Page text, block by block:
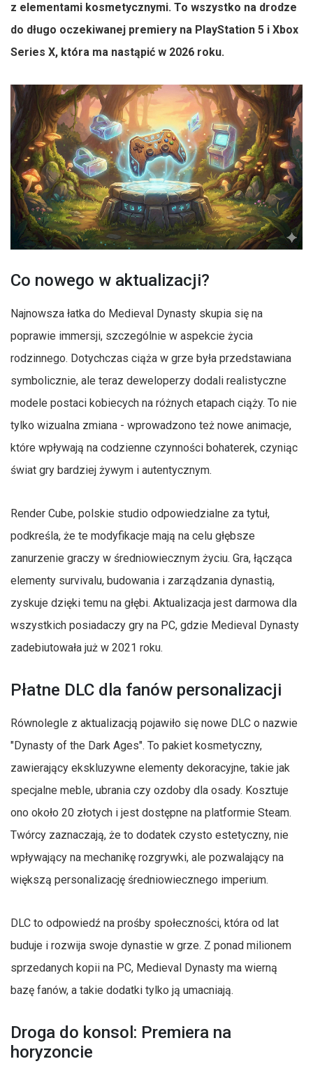
z elementami kosmetycznymi. To wszystko na drodze
do długo oczekiwanej premiery na PlayStation 5 i Xbox
Series X, która ma nastąpić w 2026 roku.
Co nowego w aktualizacji?
Najnowsza łatka do Medieval Dynasty skupia się na
poprawie immersji, szczególnie w aspekcie życia
rodzinnego. Dotychczas ciąża w grze była przedstawiana
symbolicznie, ale teraz deweloperzy dodali realistyczne
modele postaci kobiecych na różnych etapach ciąży. To nie
tylko wizualna zmiana - wprowadzono też nowe animacje,
które wpływają na codzienne czynności bohaterek, czyniąc
świat gry bardziej żywym i autentycznym.
Render Cube, polskie studio odpowiedzialne za tytuł,
podkreśla, że te modyfikacje mają na celu głębsze
zanurzenie graczy w średniowiecznym życiu. Gra, łącząca
elementy survivalu, budowania i zarządzania dynastią,
zyskuje dzięki temu na głębi. Aktualizacja jest darmowa dla
wszystkich posiadaczy gry na PC, gdzie Medieval Dynasty
zadebiutowała już w 2021 roku.
Płatne DLC dla fanów personalizacji
Równolegle z aktualizacją pojawiło się nowe DLC o nazwie
"Dynasty of the Dark Ages". To pakiet kosmetyczny,
zawierający ekskluzywne elementy dekoracyjne, takie jak
specjalne meble, ubrania czy ozdoby dla osady. Kosztuje
ono około 20 złotych i jest dostępne na platformie Steam.
Twórcy zaznaczają, że to dodatek czysto estetyczny, nie
wpływający na mechanikę rozgrywki, ale pozwalający na
większą personalizację średniowiecznego imperium.
DLC to odpowiedź na prośby społeczności, która od lat
buduje i rozwija swoje dynastie w grze. Z ponad milionem
sprzedanych kopii na PC, Medieval Dynasty ma wierną
bazę fanów, a takie dodatki tylko ją umacniają.
Droga do konsol: Premiera na
horyzoncie